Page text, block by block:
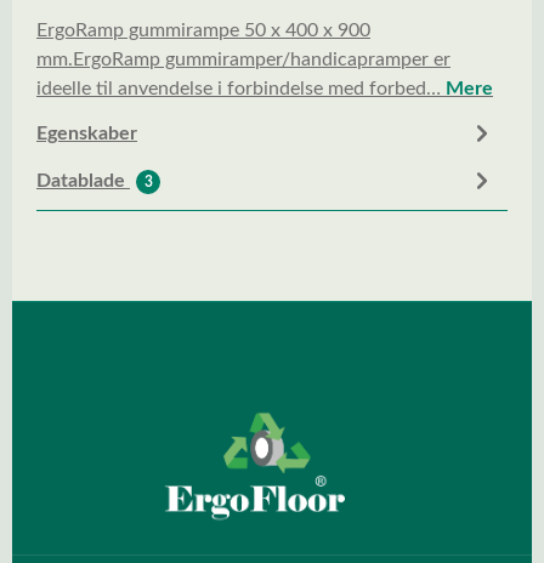
ErgoRamp gummirampe 50 x 400 x 900
mm.ErgoRamp gummiramper/handicapramper er
ideelle til anvendelse i forbindelse med forbed… Mere
Egenskaber
Datablade 3